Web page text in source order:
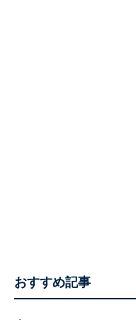
おすすめ記事